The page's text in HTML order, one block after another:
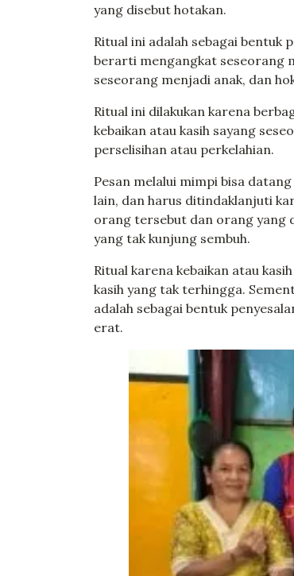
yang disebut hotakan.
Ritual ini adalah sebagai bentuk
berarti mengangkat seseorang
seseorang menjadi anak, dan
Ritual ini dilakukan karena
kebaikan atau kasih sayang
perselisihan atau perkelahian.
Pesan melalui mimpi bisa
lain, dan harus ditindaklanjuti
orang tersebut dan orang yang
yang tak kunjung sembuh.
Ritual karena kebaikan atau
kasih yang tak terhingga.
adalah sebagai bentuk
erat.